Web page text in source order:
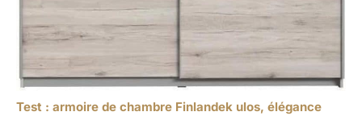
Test : armoire de chambre Finlandek ulos, élégance